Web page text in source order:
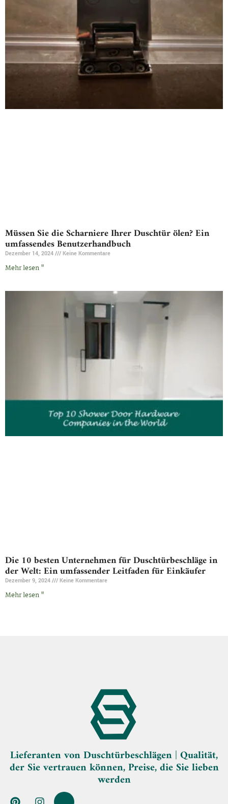
Müssen Sie die Scharniere Ihrer Duschtür ölen? Ein
umfassendes Benutzerhandbuch
Dezember 14, 2024 Keine Kommentare
Mehr lesen "
Die 10 besten Unternehmen für Duschtürbeschläge in
der Welt: Ein umfassender Leitfaden für Einkäufer
Dezember 9, 2024 Keine Kommentare
Mehr lesen "
Lieferanten von Duschtürbeschlägen | Qualität,
der Sie vertrauen können, Preise, die Sie lieben
werden